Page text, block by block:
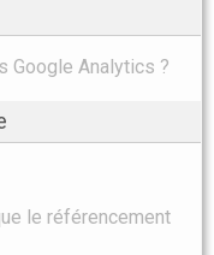
Google Analytics ?
le référencement